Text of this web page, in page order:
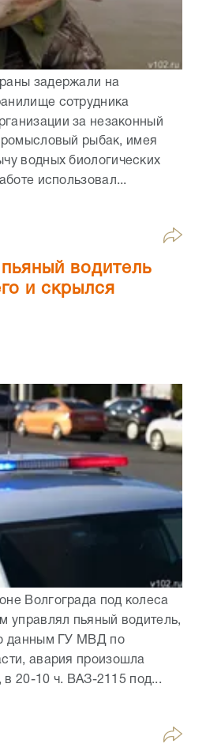
задержали на
сотрудника
за незаконный
рыбак, имея
водных биологических
использовал...
водитель
и скрылся
Волгограда под колеса
управлял пьяный водитель,
данным ГУ МВД по
авария произошла
в 20-10 ч. ВАЗ-2115 под...